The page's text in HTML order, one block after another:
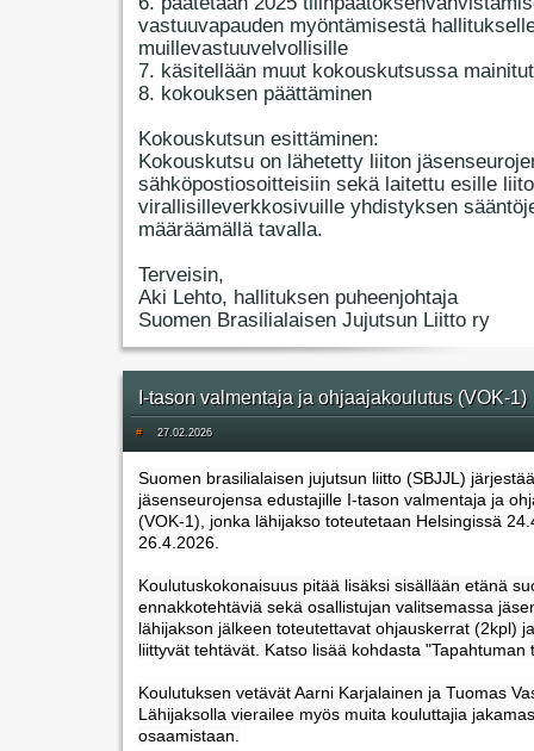
vastuuvapauden myöntämisestä
muillevastuuvelvollisille
7. käsitellään muut kokouskutsussa
8. kokouksen päättäminen
Kokouskutsun esittäminen:
Kokouskutsu on lähetetty liiton
sähköpostiosoitteisiin sekä laitettu esille
virallisilleverkkosivuille yhdistyksen
määräämällä tavalla.
Terveisin,
Aki Lehto, hallituksen puheenjohtaja
Suomen Brasilialaisen Jujutsun Liitto ry
I-tason valmentaja ja ohjaajakoulutus (VOK-1)
# 27.02.2026
Suomen brasilialaisen jujutsun liitto (SBJJL) järjestää
jäsenseurojensa edustajille I-tason valmentaja ja
(VOK-1), jonka lähijakso toteutetaan Helsingissä
26.4.2026.
Koulutuskokonaisuus pitää lisäksi sisällään etänä
ennakkotehtäviä sekä osallistujan valitsemassa
lähijakson jälkeen toteutettavat ohjauskerrat (2kpl)
liittyvät tehtävät. Katso lisää kohdasta "Tapahtuman
Koulutuksen vetävät Aarni Karjalainen ja Tuomas
Lähijaksolla vierailee myös muita kouluttajia
osaamistaan.